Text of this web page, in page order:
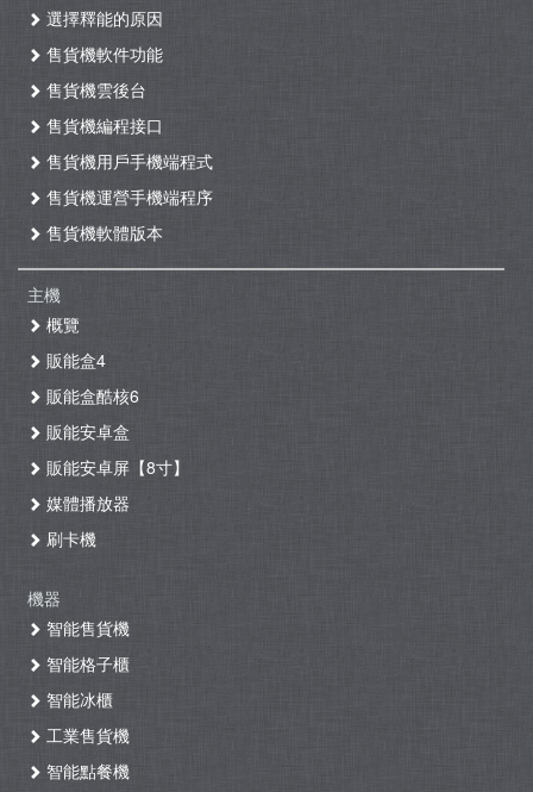
選擇釋能的原因
售貨機軟件功能
售貨機雲後台
售貨機編程接口
售貨機用戶手機端程式
售貨機運營手機端程序
售貨機軟體版本
主機
概覽
販能盒4
販能盒酷核6
販能安卓盒
販能安卓屏【8寸】
媒體播放器
刷卡機
機器
智能售貨機
智能格子櫃
智能冰櫃
工業售貨機
智能點餐機